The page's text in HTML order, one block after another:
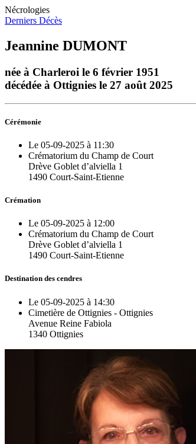
Nécrologies
Derniers Décès
Jeannine DUMONT
née à Charleroi le 6 février 1951
décédée à Ottignies le 27 août 2025
Cérémonie
Le 05-09-2025 à 11:30
Crématorium du Champ de Court
Drève Goblet d’alviella 1
1490 Court-Saint-Etienne
Crémation
Le 05-09-2025 à 12:00
Crématorium du Champ de Court
Drève Goblet d’alviella 1
1490 Court-Saint-Etienne
Destination des cendres
Le 05-09-2025 à 14:30
Cimetière de Ottignies - Ottignies
Avenue Reine Fabiola
1340 Ottignies